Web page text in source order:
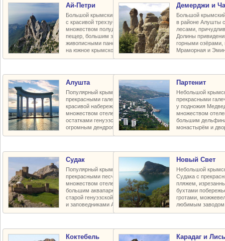
Ай-Петри
Большой крымский горный массив
с красивой трехзубчатой вершиной,
множеством полудиких карстовых
пещер, большим заповедным плато,
живописными панорамными видами
на южное крымское побережье
Демерджи и
Большой
в районе Алушты
лесами,
Долины
горными
Мраморная и
Алушта
Популярный крымский курорт с
прекрасными галечными пляжами,
красивой набережной и парками,
множеством отелей и пансионатов,
остатками генуэзской крепости и
огромным дендропарком в горах
Партенит
Небольшой
прекрасными
у подножия
множеством
большим
монастырём и
Судак
Популярный крымский курорт с
прекрасными песчаными пляжами,
множеством отелей и пансионатов,
большим аквапарком, воссозданной
старой генуэзской крепостью XV в.
и заповедниками Алчак-Меганом
Новый Свет
Небольшой
Судака с
пляжем,
бухтами
гротами,
любимым
Коктебель Карадаг и